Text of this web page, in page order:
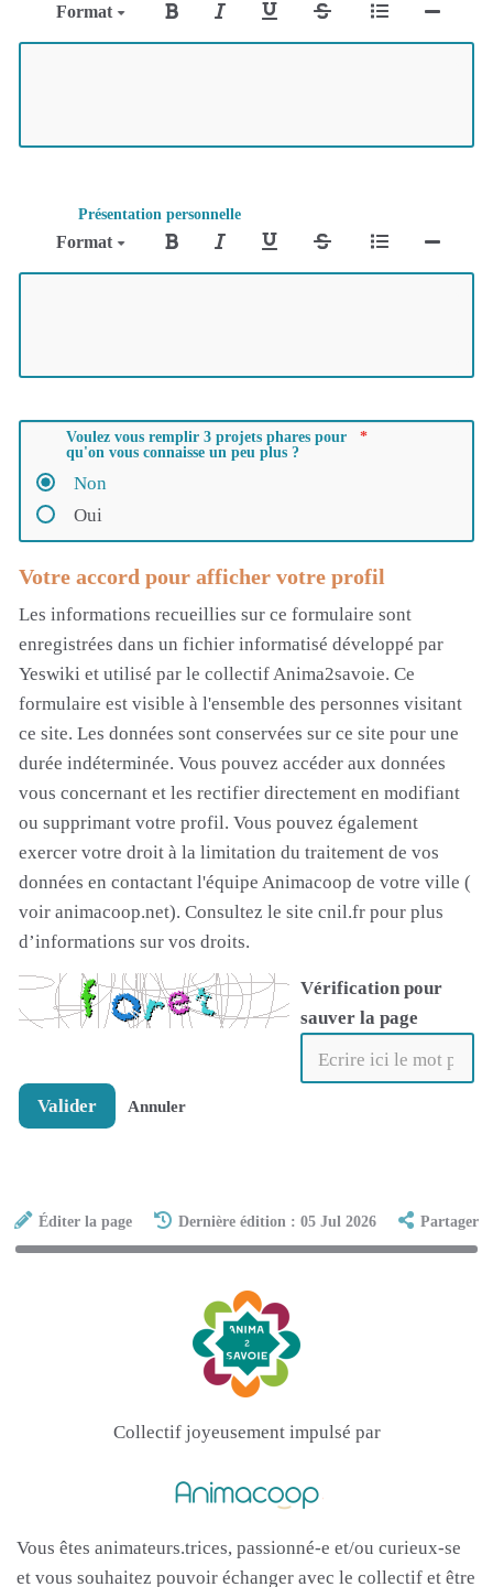
Format
Présentation personnelle
Format
Voulez vous remplir 3 projets phares pour
qu'on vous connaisse un peu plus ?
Non
Oui
Votre accord pour afficher votre profil
Les informations recueillies sur ce formulaire sont
enregistrées dans un fichier informatisé développé par
Yeswiki et utilisé par le collectif Anima2savoie. Ce
formulaire est visible à l'ensemble des personnes visitant
ce site. Les données sont conservées sur ce site pour une
durée indéterminée. Vous pouvez accéder aux données
vous concernant et les rectifier directement en modifiant
ou supprimant votre profil. Vous pouvez également
exercer votre droit à la limitation du traitement de vos
données en contactant l'équipe Animacoop de votre ville (
voir animacoop.net). Consultez le site cnil.fr pour plus
d’informations sur vos droits.
Vérification pour
sauver la page
Valider Annuler
Éditer la page Dernière édition : 05 Jul 2026 Partager
Collectif joyeusement impulsé par
Vous êtes animateurs.trices, passionné-e et/ou curieux-se
et vous souhaitez pouvoir échanger avec le collectif et être